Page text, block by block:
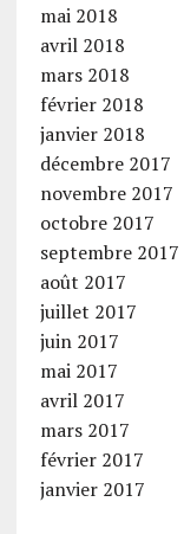
mai 2018
avril 2018
mars 2018
février 2018
janvier 2018
décembre 2017
novembre 2017
octobre 2017
septembre 2017
août 2017
juillet 2017
juin 2017
mai 2017
avril 2017
mars 2017
février 2017
janvier 2017